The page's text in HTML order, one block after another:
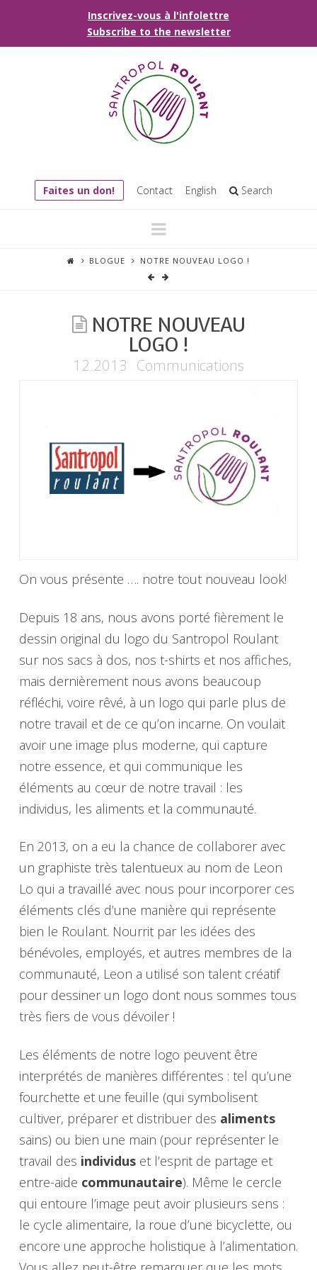
Inscrivez-vous à l'infolettre
Subscribe to the newsletter
Faites un don! Contact English Search
Navigation
BLOGUE NOTRE NOUVEAU LOGO !
NOTRE NOUVEAU
LOGO !
12.2013 Communications
On vous présente …. notre tout nouveau look!
Depuis 18 ans, nous avons porté fièrement le
dessin original du logo du Santropol Roulant
sur nos sacs à dos, nos t-shirts et nos affiches,
mais dernièrement nous avons beaucoup
réfléchi, voire rêvé, à un logo qui parle plus de
notre travail et de ce qu’on incarne. On voulait
avoir une image plus moderne, qui capture
notre essence, et qui communique les
éléments au cœur de notre travail : les
individus, les aliments et la communauté.
En 2013, on a eu la chance de collaborer avec
un graphiste très talentueux au nom de Leon
Lo qui a travaillé avec nous pour incorporer ces
éléments clés d’une manière qui représente
bien le Roulant. Nourrit par les idées des
bénévoles, employés, et autres membres de la
communauté, Leon a utilisé son talent créatif
pour dessiner un logo dont nous sommes tous
très fiers de vous dévoiler !
Les éléments de notre logo peuvent être
interprétés de manières différentes : tel qu’une
fourchette et une feuille (qui symbolisent
cultiver, préparer et distribuer des aliments
sains) ou bien une main (pour représenter le
travail des individuset l’esprit de partage et
entre-aide communautaire). Même le cercle
qui entoure l’image peut avoir plusieurs sens :
le cycle alimentaire, la roue d’une bicyclette, ou
encore une approche holistique à l’alimentation.